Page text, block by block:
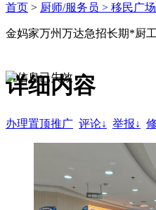
首页 > 厨师/服务员 > 移民广
金妈家万州万达急招长期*厨
详细内容
办理置顶推广 评论↓ 举报↓